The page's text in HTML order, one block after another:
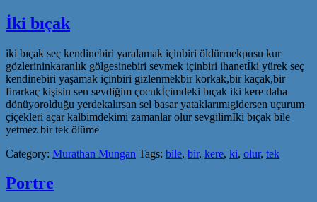
İki bıçak
iki bıçak seç kendinebiri yaralamak içinbiri öldürmekpusu kur
gözlerininkaranlık gölgesinebiri sevmek içinbiri ihanetİki yürek seç
kendinebiri yaşamak içinbiri gizlenmekbir korkak,bir kaçak,bir
firarkaç kişisin sen sevdiğim çocukİçimdeki bıçak iki kere daha
dönüyorolduğu yerdekalırsan sel basar yataklarımıgidersen uçurum
çiçekleri açar kalbimdekimi zamanlar olur sevgilimİki bıçak bile
yetmez bir tek ölüme
Category: Murathan Mungan Tags: bile, bir, kere, ki, olur, tek
Portre